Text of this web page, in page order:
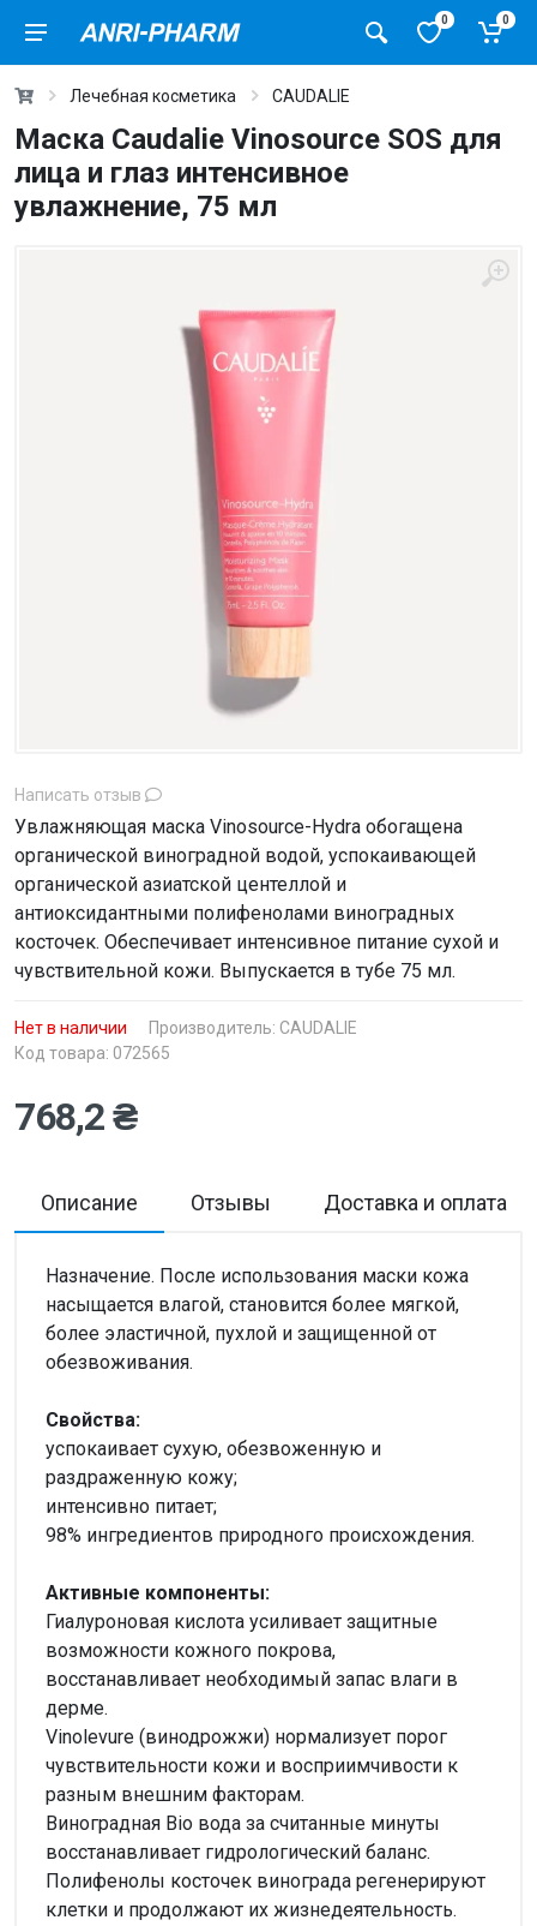
0 0
Лечебная косметика CAUDALIE
Маска Caudalie Vinosource SOS для
лица и глаз интенсивное
увлажнение, 75 мл
Написать отзыв
Увлажняющая маска Vinosource-Hydra обогащена
органической виноградной водой, успокаивающей
органической азиатской центеллой и
антиоксидантными полифенолами виноградных
косточек. Обеспечивает интенсивное питание сухой и
чувствительной кожи. Выпускается в тубе 75 мл.
Нет в наличии Производитель: CAUDALIE
Код товара: 072565
768,2 ₴
Описание Отзывы Доставка и оплата
Назначение. После использования маски кожа
насыщается влагой, становится более мягкой,
более эластичной, пухлой и защищенной от
обезвоживания.
Свойства:
успокаивает сухую, обезвоженную и
раздраженную кожу;
интенсивно питает;
98% ингредиентов природного происхождения.
Активные компоненты:
Гиалуроновая кислота усиливает защитные
возможности кожного покрова,
восстанавливает необходимый запас влаги в
дерме.
Vinolevure (винодрожжи) нормализует порог
чувствительности кожи и восприимчивости к
разным внешним факторам.
Виноградная Bio вода за считанные минуты
восстанавливает гидрологический баланс.
Полифенолы косточек винограда регенерируют
клетки и продолжают их жизнедеятельность.